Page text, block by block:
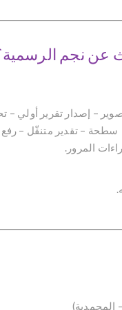
عن نجم
– إصدار تقرير أولي –
– تقدير متنقّل – رفع
المرور.
المحمدية)